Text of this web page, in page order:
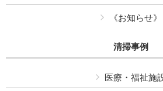
《お知らせ》
清掃事例
医療・福祉施